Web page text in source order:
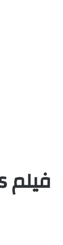
فيلم What Every Frenchwoman Wants مترجم اون لاين